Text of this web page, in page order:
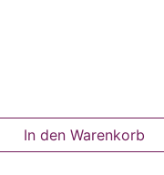
In den Warenkorb